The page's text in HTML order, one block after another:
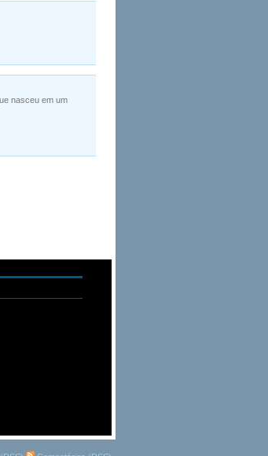
nasceu em um